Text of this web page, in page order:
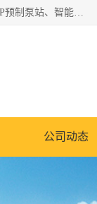
青岛铭源环保科技有限公司是一家专注于环保与智慧水务领域的先进科技企业，公司专注于云智能一体化HMPP预制泵站、智能截流井设备、调蓄池雨洪管理设备、水务循环利用、云智慧水务开发及新型环保技术研发等领域。
公司动态